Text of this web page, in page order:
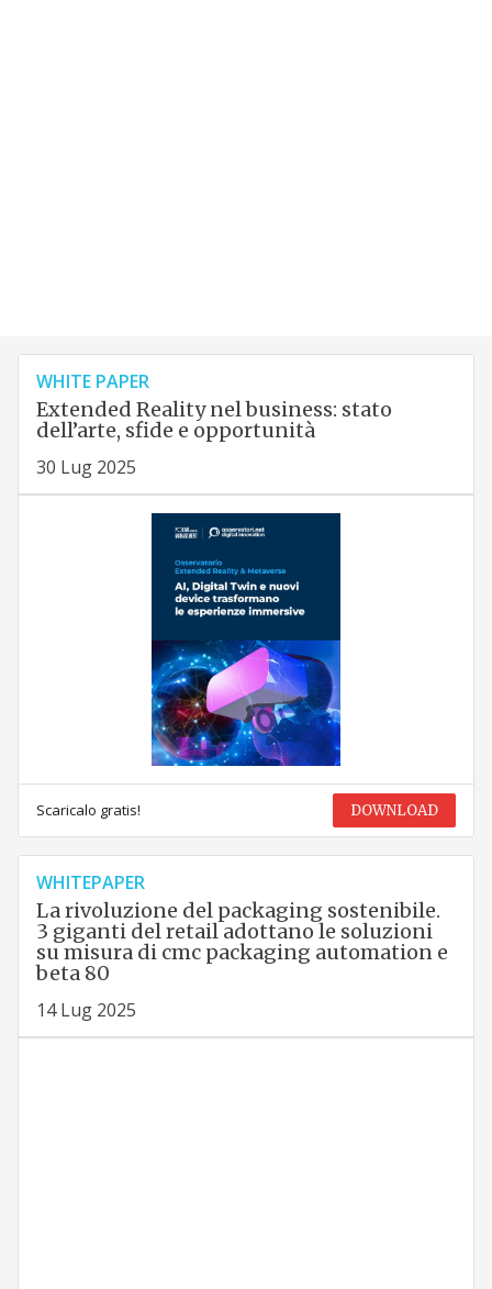
WHITE PAPER
Extended Reality nel business: stato
dell’arte, sfide e opportunità
30 Lug 2025
Scaricalo gratis! DOWNLOAD
WHITEPAPER
La rivoluzione del packaging sostenibile.
3 giganti del retail adottano le soluzioni
su misura di cmc packaging automation e
beta 80
14 Lug 2025